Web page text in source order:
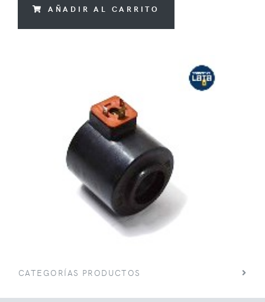
AÑADIR AL CARRITO
CATEGORÍAS PRODUCTOS